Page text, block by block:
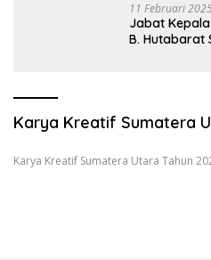
11 Februari
Jabat
B. Hutabarat
Karya Kreatif Sumatera
Karya Kreatif Sumatera Utara Tahun